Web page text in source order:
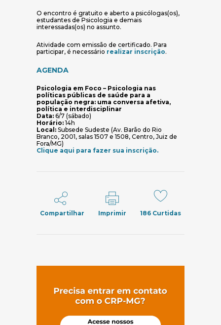
O encontro é gratuito e aberto a psicólogas(os),
estudantes de Psicologia e demais
interessadas(os) no assunto.
Atividade com emissão de certificado. Para
participar, é necessário realizar inscrição(abre em nova
.
AGENDA
Psicologia em Foco – Psicologia nas
políticas públicas de saúde para a
população negra: uma conversa afetiva,
política e interdisciplinar
Data: 6/7 (sábado)
Horário: 14h
Local: Subsede Sudeste (Av. Barão do Rio
Branco, 2001, salas 1507 e 1508, Centro, Juiz de
Fora/MG)
Clique aqui para fazer sua inscrição.(abre em nova
Compartilhar Imprimir 186 Curtidas